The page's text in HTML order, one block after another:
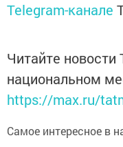
Telegram-канале
Читайте новости
национальном
https://max.ru/
Самое интересное в